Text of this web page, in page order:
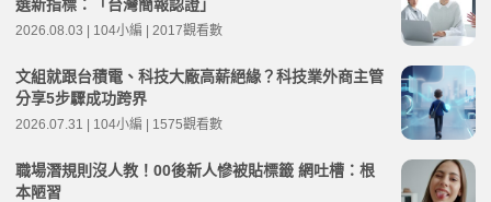
選新指標：「台灣簡報認證」
2026.08.03 | 104小編 | 2017觀看數
文組就跟台積電、科技大廠高薪絕緣？科技業外商主管
分享5步驟成功跨界
2026.07.31 | 104小編 | 1575觀看數
職場潛規則沒人教！00後新人慘被貼標籤 網吐槽：根
本陋習